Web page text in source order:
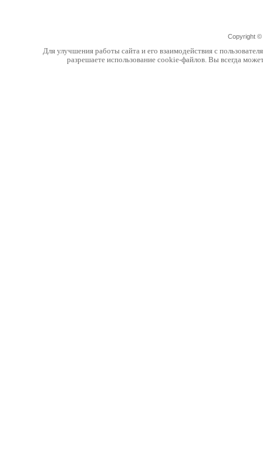
Copyright ©
Для улучшения работы сайта и его взаимодействия с
разрешаете использование cookie-файлов. Вы всегда